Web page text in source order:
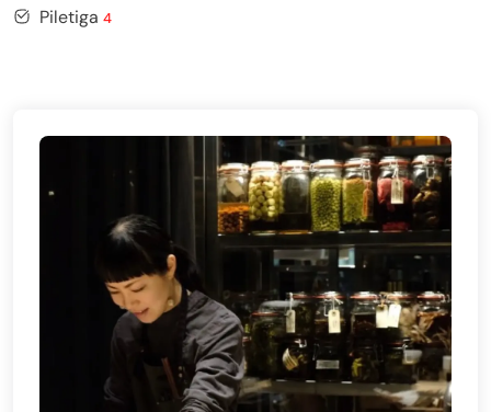
Piletiga 4